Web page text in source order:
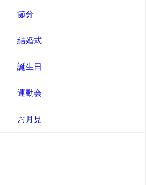
節分
結婚式
誕生日
運動会
お月見